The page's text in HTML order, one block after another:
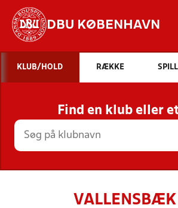
DBU KØBENHAVN
INDHOLD
STILLINGER, RESULTATER,
HOLD
KLUB/HOLD RÆKKE
Find en klub eller
VALLENSBÆK